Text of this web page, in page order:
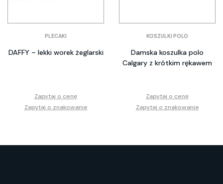
PLECAKI
DAFFY – lekki worek żeglarski
Zapytaj o cenę
Zapytaj o znakowanie
KOSZULKI POLO
Damska koszulka polo
Calgary z krótkim rękawem
Zapytaj o cenę
Zapytaj o znakowanie